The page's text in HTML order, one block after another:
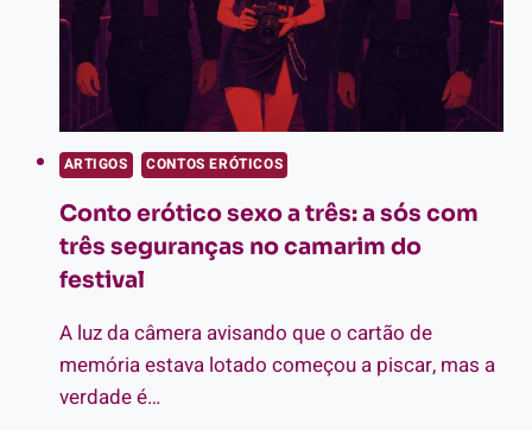
ARTIGOS CONTOS ERÓTICOS
Conto erótico sexo a três: a sós com
três seguranças no camarim do
festival
A luz da câmera avisando que o cartão de
memória estava lotado começou a piscar, mas a
verdade é…